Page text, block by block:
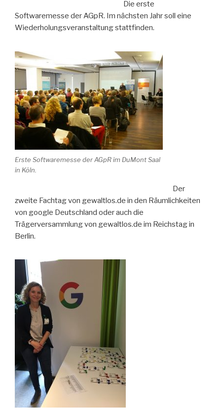
Die erste
Softwaremesse der AGpR. Im nächsten Jahr soll eine
Wiederholungsveranstaltung stattfinden.
Erste Softwaremesse der AGpR im DuMont Saal
in Köln.
Der
zweite Fachtag von gewaltlos.de in den Räumlichkeiten
von google Deutschland oder auch die
Trägerversammlung von gewaltlos.de im Reichstag in
Berlin.